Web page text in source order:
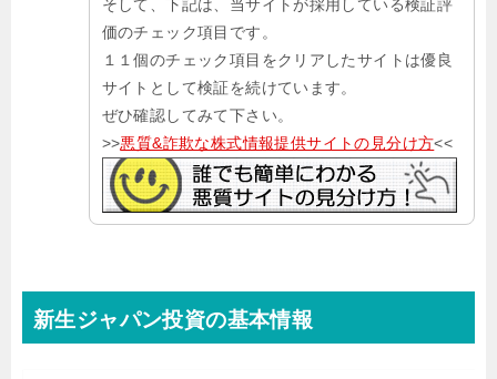
そして、下記は、当サイトが採用している検証評
価のチェック項目です。
１１個のチェック項目をクリアしたサイトは優良
サイトとして検証を続けています。
ぜひ確認してみて下さい。
>>悪質&詐欺な株式情報提供サイトの見分け方<<
新生ジャパン投資の基本情報